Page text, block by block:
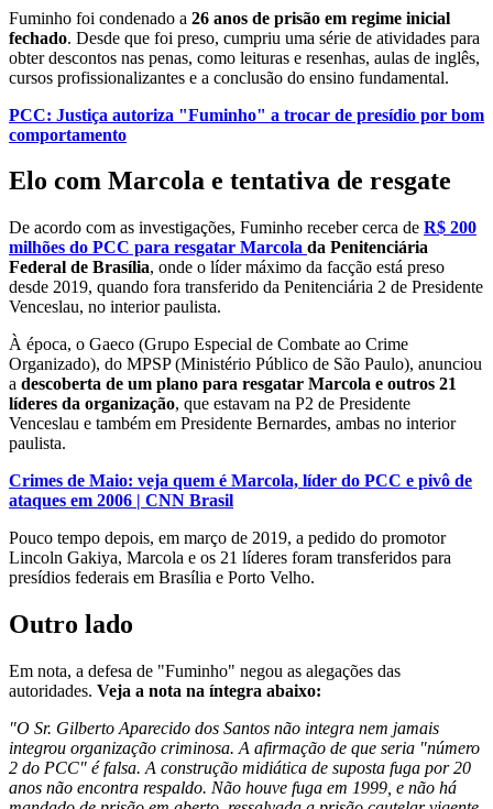
Fuminho foi condenado a 26 anos de prisão em regime inicial
fechado. Desde que foi preso, cumpriu uma série de atividades para
obter descontos nas penas, como leituras e resenhas, aulas de inglês,
cursos profissionalizantes e a conclusão do ensino fundamental.
PCC: Justiça autoriza "Fuminho" a trocar de presídio por bom
comportamento
Elo com Marcola e tentativa de resgate
De acordo com as investigações, Fuminho receber cerca de R$ 200
milhões do PCC para resgatar Marcola da Penitenciária
Federal de Brasília, onde o líder máximo da facção está preso
desde 2019, quando fora transferido da Penitenciária 2 de Presidente
Venceslau, no interior paulista.
À época, o Gaeco (Grupo Especial de Combate ao Crime
Organizado), do MPSP (Ministério Público de São Paulo), anunciou
a descoberta de um plano para resgatar Marcola e outros 21
líderes da organização, que estavam na P2 de Presidente
Venceslau e também em Presidente Bernardes, ambas no interior
paulista.
Crimes de Maio: veja quem é Marcola, líder do PCC e pivô de
ataques em 2006 | CNN Brasil
Pouco tempo depois, em março de 2019, a pedido do promotor
Lincoln Gakiya, Marcola e os 21 líderes foram transferidos para
presídios federais em Brasília e Porto Velho.
Outro lado
Em nota, a defesa de "Fuminho" negou as alegações das
autoridades. Veja a nota na íntegra abaixo:
"O Sr. Gilberto Aparecido dos Santos não integra nem jamais
integrou organização criminosa. A afirmação de que seria "número
2 do PCC" é falsa. A construção midiática de suposta fuga por 20
anos não encontra respaldo. Não houve fuga em 1999, e não há